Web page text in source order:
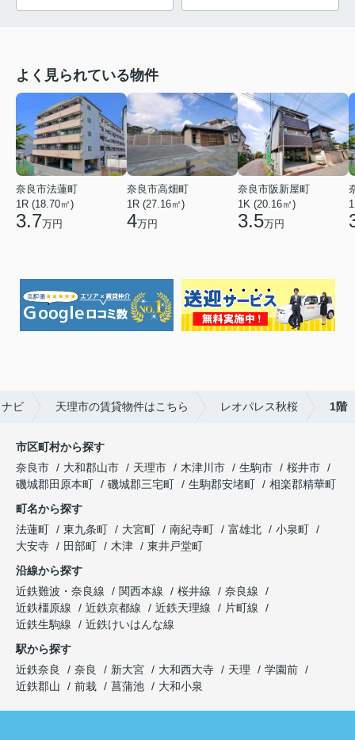
よく見られている物件
奈良市法蓮町
1R (18.70㎡)
3.7万円
奈良市高畑町
1R (27.16㎡)
4万円
奈良市阪新屋町
1K (20.16㎡)
3.5万円
ビ 天理市の賃貸物件はこちら レオパレス秋桜 1階
市区町村から探す
奈良市
大和郡山市 天理市 木津川市 生駒市
桜井市
磯城郡田原本町
磯城郡三宅町 生駒郡安堵町
相楽郡精華町
町名から探す
法蓮町
東九条町 大宮町 南紀寺町 富雄北
小泉町
大安寺
田部町 木津
東井戸堂町
沿線から探す
近鉄難波・奈良線
関西本線 桜井線
奈良線
近鉄橿原線
近鉄京都線 近鉄天理線
片町線
近鉄生駒線
近鉄けいはんな線
駅から探す
近鉄奈良
奈良 新大宮 大和西大寺 天理
学園前
近鉄郡山
前栽 菖蒲池 大和小泉